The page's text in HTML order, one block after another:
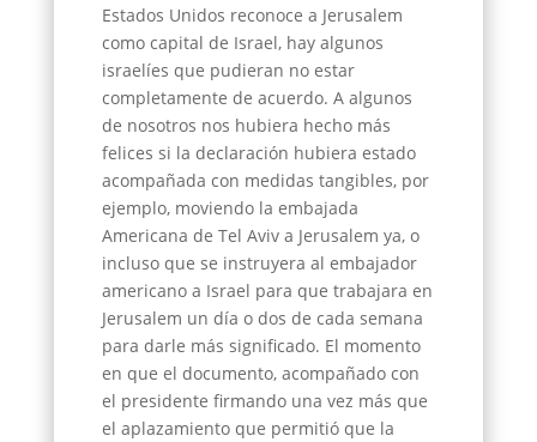
Estados Unidos reconoce a Jerusalem
como capital de Israel, hay algunos
israelíes que pudieran no estar
completamente de acuerdo. A algunos
de nosotros nos hubiera hecho más
felices si la declaración hubiera estado
acompañada con medidas tangibles, por
ejemplo, moviendo la embajada
Americana de Tel Aviv a Jerusalem ya, o
incluso que se instruyera al embajador
americano a Israel para que trabajara en
Jerusalem un día o dos de cada semana
para darle más significado. El momento
en que el documento, acompañado con
el presidente firmando una vez más que
el aplazamiento que permitió que la